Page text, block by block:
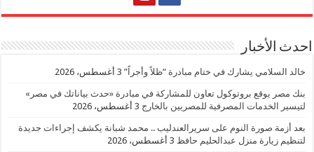
احدث الأخبار
خالد السلامي يشارك في ختام مبادرة “ظلاً وأجراً” 3 أغسطس، 2026
بنك مصر يوقع بروتوكول تعاون للمشاركة في مبادرة «حدث بياناتك في مصر»
لتيسير الخدمات المصرفية للمصريين بالخارج 3 أغسطس، 2026
بعد أزمة صورة النوم على سريرالعندليب .. محمد شبانة يكشف إجراءات جديدة
لتنظيم زيارة منزل عبدالحليم حافظ 3 أغسطس، 2026